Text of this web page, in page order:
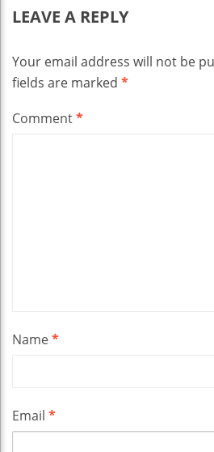
LEAVE A REPLY
Your email address will not be
fields are marked *
Comment*
Name*
Email *